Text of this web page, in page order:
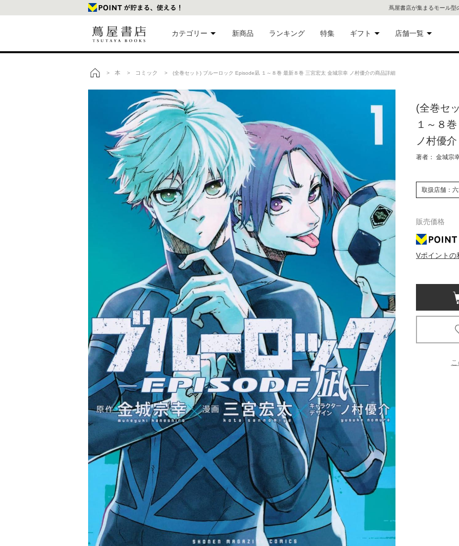
蔦屋書店が集まるモール型
カテゴリー
美術品
本
映像・音
楽
文具
雑貨
家電
食品
eギフト
新商品 ランキング 特集 ギフト
ギフトにおすすめ
店舗一覧
代官
屋書
銀座
京都
京都
> 本 > コミック > (全巻セット) ブルーロック Episode凪 １～８巻 最新８巻 三宮宏太 金城宗幸 ノ村優介の商品詳細
(全巻セ
１～８
ノ村優介
著者： 金城宗
取扱店舗：
販売価格
Vポイントの